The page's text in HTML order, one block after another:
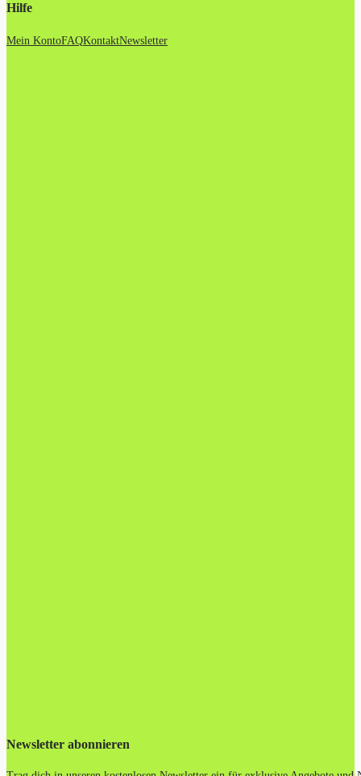
Hilfe
Mein KontoFAQKontaktNewsletter
Newsletter abonnieren